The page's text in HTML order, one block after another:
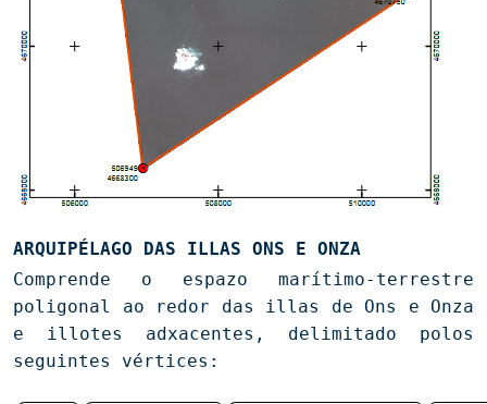
ARQUIPÉLAGO DAS ILLAS ONS E ONZA
Comprende o espazo marítimo-terrestre
poligonal ao redor das illas de Ons e Onza
e illotes adxacentes, delimitado polos
seguintes vértices: